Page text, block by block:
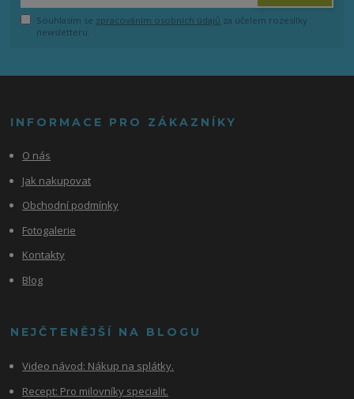
Souhlasím se zpracováním osobních údajů za účelem rozesílky
newsletteru.
INFORMACE PRO ZÁKAZNÍKY
O nás
Jak nakupovat
Obchodní podmínky
Fotogalerie
Kontakty
Blog
NEJČTENĚJŠÍ NA BLOGU
Video návod: Nákup na splátky.
Recept: Pro milovníky specialit.